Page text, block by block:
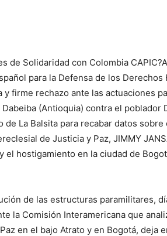
de Solidaridad con Colombia
para la Defensa de los Derechos
firme rechazo ante las actuaciones
(Antioquia) contra el poblador
de La Balsita para recabar datos
de Justicia y Paz, JIMMY
el hostigamiento en la ciudad de
de las estructuras paramilitares,
la Comisión Interamericana que
en el bajo Atrato y en Bogotá, deja